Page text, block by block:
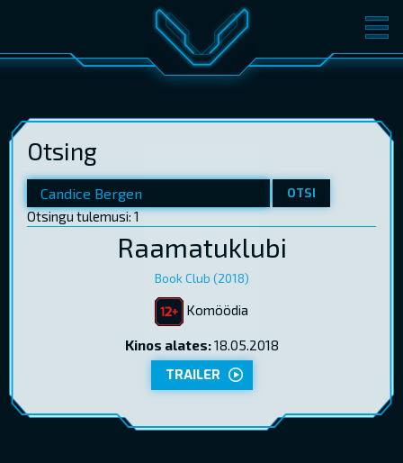
FILMID PILETID
KONVERENTS
KINKEKAARDID
Otsing
OTSI
Otsingu tulemusi: 1
Raamatuklubi
Book Club (2018)
Komöödia
Kinos alates:18.05.2018
TRAILER